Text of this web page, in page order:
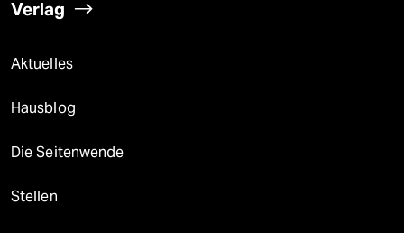
Verlag
Aktuelles
Hausblog
Die Seitenwende
Stellen